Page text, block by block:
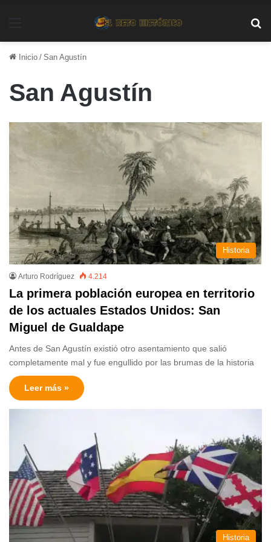
Inicio / San Agustín
San Agustín
Historia
Arturo Rodríguez 4.214
La primera población europea en territorio
de los actuales Estados Unidos: San
Miguel de Gualdape
Antes de San Agustín existió otro asentamiento que salió
completamente mal y fue engullido por las brumas de la historia
Leer más »
Historia